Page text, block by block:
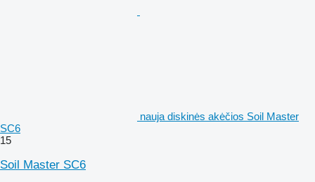
nauja diskinės akėčios Soil Master
SC6
15
Soil Master SC6